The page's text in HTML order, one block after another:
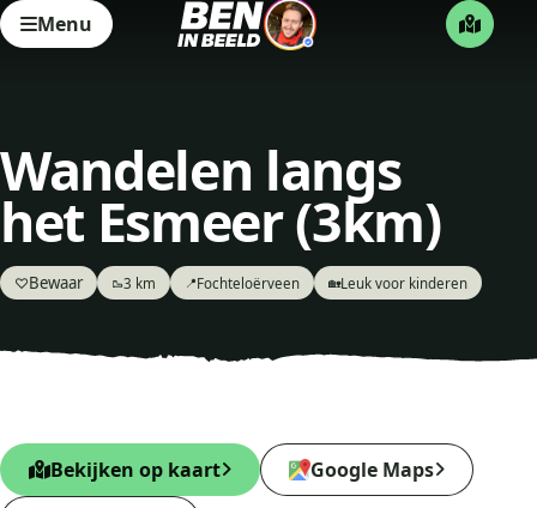
Menu
Wandelen langs
het Esmeer (3km)
♡Bewaar 🥾3 km 📍Fochteloërveen 🏡Leuk voor kinderen
Bekijken op kaart
Google Maps